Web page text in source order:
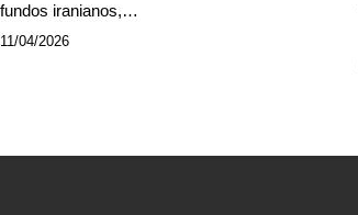
fundos iranianos,…
11/04/2026